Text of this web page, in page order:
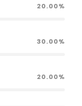
20.00%
30.00%
20.00%